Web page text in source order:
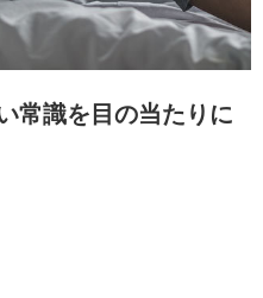
常識を目の当たりに